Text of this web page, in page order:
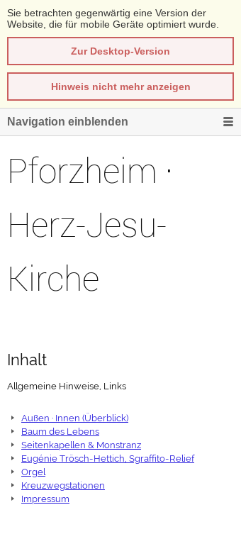
Sie betrachten gegenwärtig eine Version der
Website, die für mobile Geräte optimiert wurde.
Zur Desktop-Version
Hinweis nicht mehr anzeigen
Navigation einblenden
Pforzheim ·
Herz-Jesu-
Kirche
Inhalt
Allgemeine Hinweise, Links
Außen · Innen (Überblick)
Baum des Lebens
Seitenkapellen & Monstranz
Eugénie Trösch-Hettich, Sgraffito-Relief
Orgel
Kreuzwegstationen
Impressum